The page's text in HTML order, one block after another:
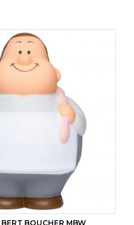
BOUCHER MBW